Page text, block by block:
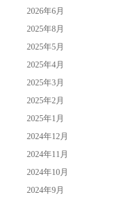
2026年6月
2025年8月
2025年5月
2025年4月
2025年3月
2025年2月
2025年1月
2024年12月
2024年11月
2024年10月
2024年9月